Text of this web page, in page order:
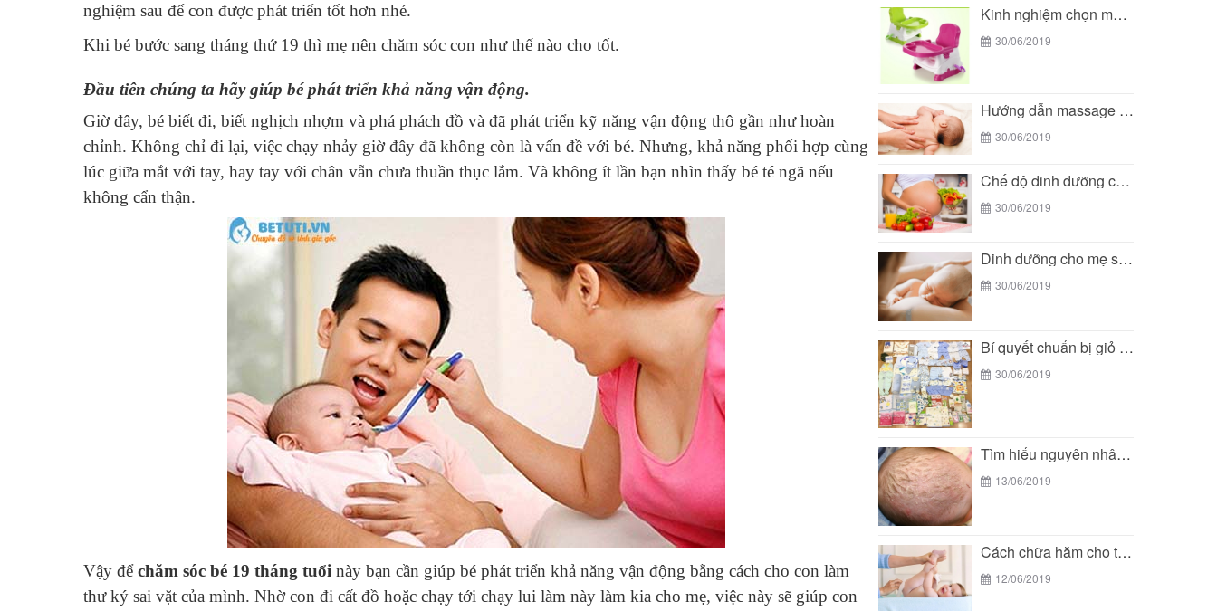
nghiệm sau để con được phát triển tốt hơn nhé.
Khi bé bước sang tháng thứ 19 thì mẹ nên chăm sóc con như thế nào cho tốt.
Đầu tiên chúng ta hãy giúp bé phát triển khả năng vận động.
Giờ đây, bé biết đi, biết nghịch nhợm và phá phách đồ và đã phát triển kỹ năng vận động thô gần như hoàn
chỉnh. Không chỉ đi lại, việc chạy nhảy giờ đây đã không còn là vấn đề với bé. Nhưng, khả năng phối hợp cùng
lúc giữa mắt với tay, hay tay với chân vẫn chưa thuần thục lắm. Và không ít lần bạn nhìn thấy bé té ngã nếu
không cẩn thận.
Vậy đểchăm sóc bé 19 tháng tuổi này bạn cần giúp bé phát triển khả năng vận động bằng cách cho con làm
thư ký sai vặt của mình. Nhờ con đi cất đồ hoặc chạy tới chạy lui làm này làm kia cho mẹ, việc này sẽ giúp con
Kinh nghiệm chọn mua ghế ăn dặm cho bé
30/06/2019
Hướng dẫn massage cho trẻ sơ sinh
30/06/2019
Chế độ dinh dưỡng cho bà bầu
30/06/2019
Dinh dưỡng cho mẹ sau sinh: Nên ăn gì...
30/06/2019
Bí quyết chuẩn bị giỏ đồ đi sinh mùa...
30/06/2019
Tìm hiểu nguyên nhân và cách chữa cứt trâu...
13/06/2019
Cách chữa hăm cho trẻ sơ sinh
12/06/2019